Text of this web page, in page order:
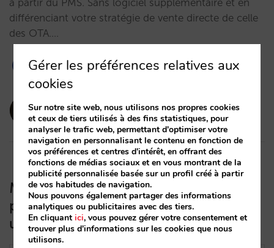
à partir du PMS. Sans logiciel supplémentaire et en
différenciant votre stratégie de vente directe de celle
des OTA.…
amaialopez
22/10/2024
Mirai s’intègre avec Cloudbeds, la
plateforme de gestion hôtelière
unifiée
Gérer les préférences relatives aux
cookies
Sur notre site web, nous utilisons nos propres cookies
et ceux de tiers utilisés à des fins statistiques, pour
analyser le trafic web, permettant d'optimiser votre
navigation en personnalisant le contenu en fonction de
vos préférences et centres d'intérêt, en offrant des
fonctions de médias sociaux et en vous montrant de la
publicité personnalisée basée sur un profil créé à partir
de vos habitudes de navigation.
Nous pouvons également partager des informations
analytiques ou publicitaires avec des tiers.
En cliquantici, vous pouvez gérer votre consentement et
trouver plus d'informations sur les cookies que nous
utilisons.